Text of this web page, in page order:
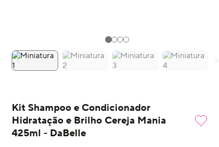
Kit Shampoo e Condicionador
Hidratação e Brilho Cereja Mania
425ml - DaBelle